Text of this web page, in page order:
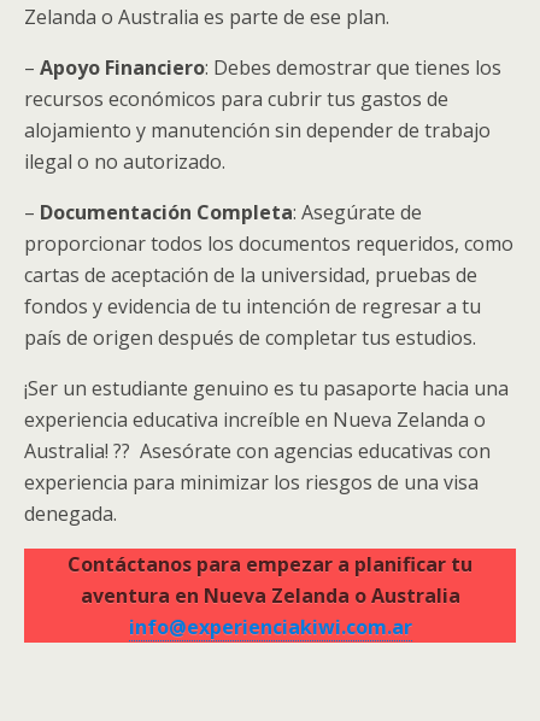
Zelanda o Australia es parte de ese plan.
– Apoyo Financiero: Debes demostrar que tienes los
recursos económicos para cubrir tus gastos de
alojamiento y manutención sin depender de trabajo
ilegal o no autorizado.
– Documentación Completa: Asegúrate de
proporcionar todos los documentos requeridos, como
cartas de aceptación de la universidad, pruebas de
fondos y evidencia de tu intención de regresar a tu
país de origen después de completar tus estudios.
¡Ser un estudiante genuino es tu pasaporte hacia una
experiencia educativa increíble en Nueva Zelanda o
Australia! ?? Asesórate con agencias educativas con
experiencia para minimizar los riesgos de una visa
denegada.
Contáctanos para empezar a planificar tu
aventura en Nueva Zelanda o Australia
info@experienciakiwi.com.ar